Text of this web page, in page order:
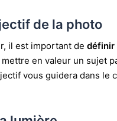
de la photo
il est important de définir
mettre en valeur un sujet
vous guidera dans le